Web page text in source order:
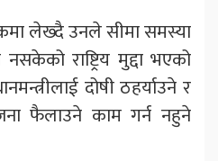
लेख्दै उनले सीमा समस्या
राष्ट्रिय मुद्दा भएको
दोषी ठहर्याउने र
फैलाउने काम गर्न नहुने